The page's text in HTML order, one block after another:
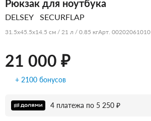
Рюкзак для ноутбука
DELSEY SECURFLAP
31.5x45.5x14.5 см / 21 л / 0.85 кгАрт. 00202061010
21 000 ₽
+ 2100 бонусов
4 платежа по 5 250 ₽